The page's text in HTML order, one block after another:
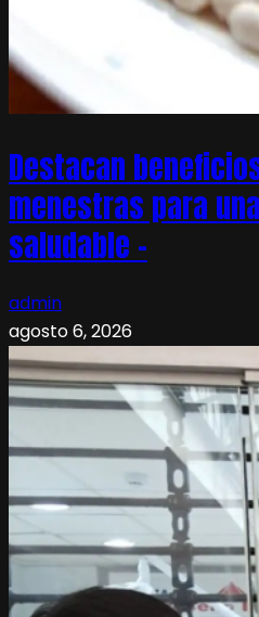
Destacan
menestras para
saludable –
admin
agosto 6, 2026